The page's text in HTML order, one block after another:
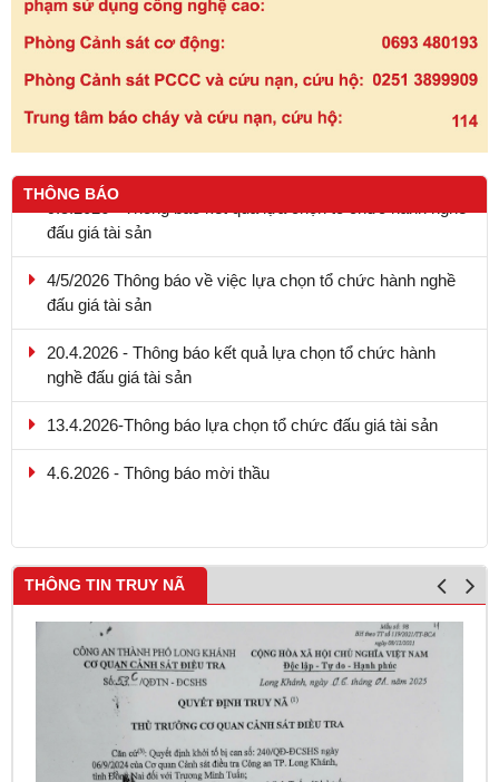
THÔNG BÁO
9.5.2026 - Thông báo kết quả lựa chọn tổ chức hành nghề
đấu giá tài sản
đấu giá tài sản
nghề đấu giá tài sản
THÔNG TIN TRUY NÃ